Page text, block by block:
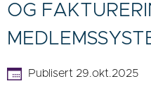
OG
Publisert 29.okt.2025